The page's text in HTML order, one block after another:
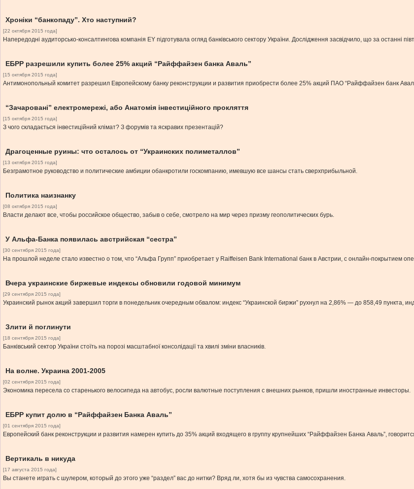
Хроніки “банкопаду”. Хто наступний?
[22 октября 2015 года]
Напередодні аудиторсько-консалтингова компанія EY підготувала огляд банківського сектору України. Дослідження засвідчило, що за останні
ЕБРР разрешили купить более 25% акций “Райффайзен банка Аваль”
[15 октября 2015 года]
Антимонопольный комитет разрешил Европейскому банку реконструкции и развития приобрести более 25% акций ПАО “Райффайзен банк
“Зачаровані” електромережі, або Анатомія інвестиційного прокляття
[15 октября 2015 года]
З чого складається інвестиційний клімат? З форумів та яскравих презентацій?
Драгоценные руины: что осталось от “Украинских полиметаллов”
[13 октября 2015 года]
Безграмотное руководство и политические амбиции обанкротили госкомпанию, имевшую все шансы стать сверхприбыльной.
Политика наизнанку
[08 октября 2015 года]
Власти делают все, чтобы российское общество, забыв о себе, смотрело на мир через призму геополитических бурь.
У Альфа-Банка появилась австрийская “сестра”
[30 сентября 2015 года]
На прошлой неделе стало известно о том, что “Альфа Групп” приобретает у Raiffeisen Bank International банк в Австрии, с онлайн-покрытием
Вчера украинские биржевые индексы обновили годовой минимум
[29 сентября 2015 года]
Украинский рынок акций завершил торги в понедельник очередным обвалом: индекс “Украинской биржи” рухнул на 2,86% — до 858,49 пункта,
Злити й поглинути
[18 сентября 2015 года]
Банківський сектор України стоїть на порозі масштабної консолідації та хвилі зміни власників.
На волне. Украина 2001-2005
[02 сентября 2015 года]
Экономика пересела со старенького велосипеда на автобус, росли валютные поступления с внешних рынков, пришли иностранные инвесторы.
ЕБРР купит долю в “Райффайзен Банка Аваль”
[01 сентября 2015 года]
Европейский банк реконструкции и развития намерен купить до 35% акций входящего в группу крупнейших “Райффайзен Банка Аваль”,
Вертикаль в никуда
[17 августа 2015 года]
Вы станете играть с шулером, который до этого уже “раздел” вас до нитки? Вряд ли, хотя бы из чувства самосохранения.